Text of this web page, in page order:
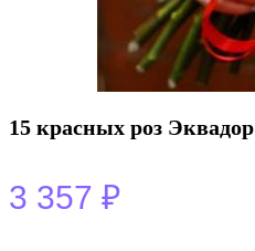
15 красных роз Эквадор
3 357 ₽